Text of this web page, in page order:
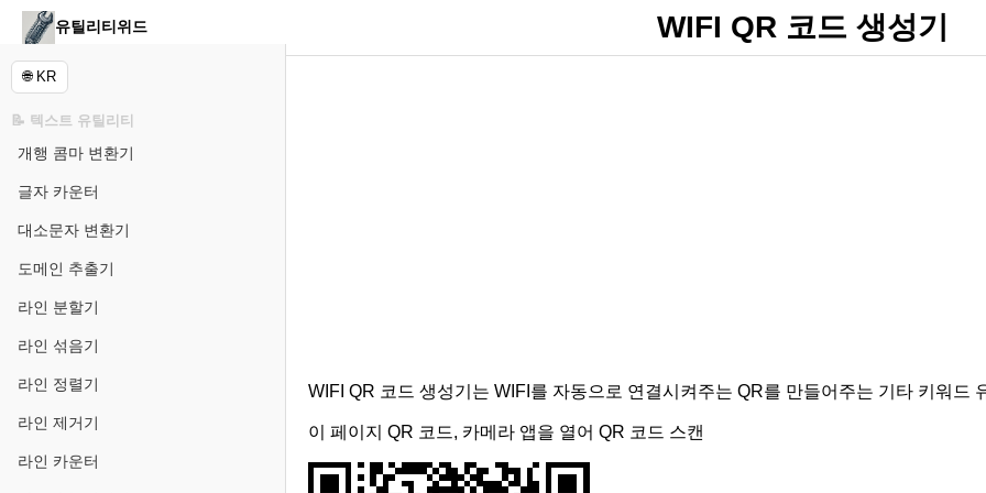
유틸리티위드 WIFI QR 코드 생성기
🌐 KR
📝 텍스트 유틸리티
개행 콤마 변환기
글자 카운터
대소문자 변환기
도메인 추출기
라인 분할기
라인 섞음기
라인 정렬기
라인 제거기
라인 카운터
WIFI QR 코드 생성기는 WIFI를 자동으로 연결시켜주는 QR를 만들어주는 기타 키워드
이 페이지 QR 코드, 카메라 앱을 열어 QR 코드 스캔